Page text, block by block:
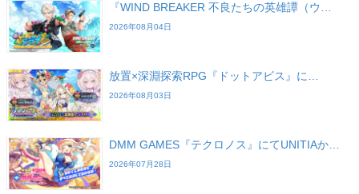
『WIND BREAKER 不良たちの英雄譚（ウ…
2026年08月04日
放置×深淵探索RPG『ドットアビス』に…
2026年08月03日
DMM GAMES『テクロノス』にてUNITIAか…
2026年07月28日